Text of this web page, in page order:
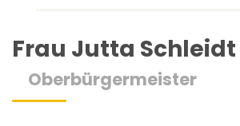
Frau Jutta Schleidt
Oberbürgermeister